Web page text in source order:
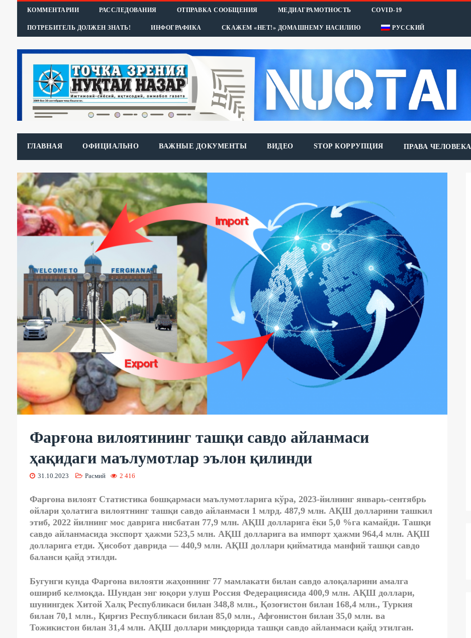
КОММЕНТАРИИ РАССЛЕДОВАНИЯ ОТПРАВКА СООБЩЕНИЯ МЕДИАГРАМОТНОСТЬ COVID-19
ПОТРЕБИТЕЛЬ ДОЛЖЕН ЗНАТЬ! ИНФОГРАФИКА СКАЖЕМ «НЕТ!» ДОМАШНЕМУ НАСИЛИЮ РУССКИЙ
ГЛАВНАЯ ОФИЦИАЛЬНО ВАЖНЫЕ ДОКУМЕНТЫ ВИДЕО STOP КОРРУПЦИЯ ПРАВА ЧЕЛОВЕКА
Фарғона вилоятининг ташқи савдо айланмаси
ҳақидаги маълумотлар эълон қилинди
31.10.2023 Расмий 2 416
Фарғона вилоят Статистика бошқармаси маълумотларига кўра, 2023-йилнинг январь-сентябрь
ойлари ҳолатига вилоятнинг ташқи савдо айланмаси 1 млрд. 487,9 млн. АҚШ долларини ташкил
этиб, 2022 йилнинг мос даврига нисбатан 77,9 млн. АҚШ долларига ёки 5,0 %га камайди. Ташқи
савдо айланмасида экспорт ҳажми 523,5 млн. АҚШ долларига ва импорт ҳажми 964,4 млн. АҚШ
долларига етди. Ҳисобот даврида — 440,9 млн. АҚШ доллари қийматида манфий ташқи савдо
баланси қайд этилди.
Бугунги кунда Фарғона вилояти жаҳоннинг 77 мамлакати билан савдо алоқаларини амалга
ошириб келмоқда. Шундан энг юқори улуш Россия Федерациясида 400,9 млн. АҚШ доллари,
шунингдек Хитой Халқ Республикаси билан 348,8 млн., Қозоғистон билан 168,4 млн., Туркия
билан 70,1 млн., Қирғиз Республикаси билан 85,0 млн., Афғонистон билан 35,0 млн. ва
Тожикистон билан 31,4 млн. АҚШ доллари миқдорида ташқи савдо айланмаси қайд этилган.